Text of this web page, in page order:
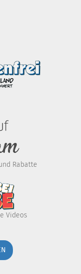
Rabatte
Videos